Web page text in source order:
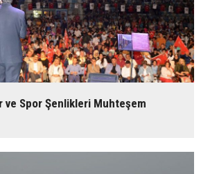
ve Spor Şenlikleri Muhteşem